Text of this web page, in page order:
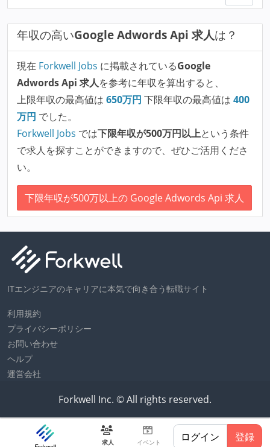
求人 イベント ログイン 登録
年収の高いGoogle Adwords Api 求人は？
現在 Forkwell Jobs に掲載されているGoogle
Adwords Api 求人を参考に年収を算出すると、
上限年収の最高値は 650万円 下限年収の最高値は 400
万円 でした。
Forkwell Jobs では下限年収が500万円以上という条件
で求人を探すことができますので、ぜひご活用くださ
い。
下限年収が500万以上の Google Adwords Api 求人
ITエンジニアのキャリアに本気で向き合う転職サイト
利用規約
プライバシーポリシー
お問い合わせ
ヘルプ
運営会社
Forkwell Inc. © All rights reserved.